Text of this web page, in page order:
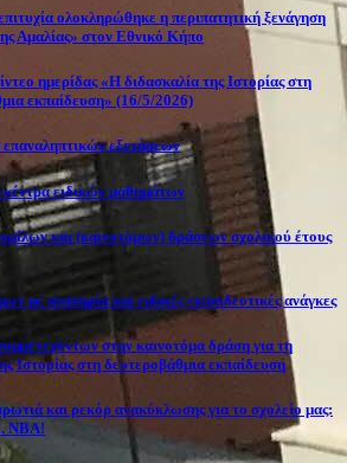
ολοκληρώθηκε η περιπατητική ξενάγηση
Αμαλίας» στον Εθνικό Κήπο
ημερίδας «Η διδασκαλία της Ιστορίας στη
εκπαίδευση» (16/5/2026)
εξετάσεων
κέντρα ειδικών μαθημάτων
και (καινοτόμων) δράσεων σχολικού έτους
με αναπηρία και ειδικές εκπαιδευτικές ανάγκες
στην καινοτόμα δράση για τη
Ιστορίας στη δευτεροβάθμια εκπαίδευση
και ρεκόρ ανακύκλωσης για το σχολείο μας:
NBA!